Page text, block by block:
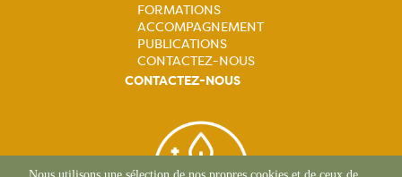
FORMATIONS
ACCOMPAGNEMENT
PUBLICATIONS
CONTACTEZ-NOUS
CONTACTEZ-NOUS